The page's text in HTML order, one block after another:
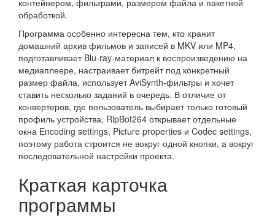
контейнером, фильтрами, размером файла и пакетной
обработкой.
Программа особенно интересна тем, кто хранит
домашний архив фильмов и записей в MKV или MP4,
подготавливает Blu-ray-материал к воспроизведению на
медиаплеере, настраивает битрейт под конкретный
размер файла, использует AviSynth-фильтры и хочет
ставить несколько заданий в очередь. В отличие от
конвертеров, где пользователь выбирает только готовый
профиль устройства, RipBot264 открывает отдельные
окна Encoding settings, Picture properties и Codec settings,
поэтому работа строится не вокруг одной кнопки, а вокруг
последовательной настройки проекта.
Краткая карточка
программы